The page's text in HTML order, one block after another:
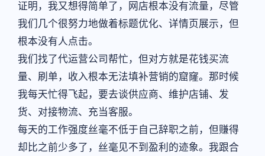
证明，我又想得简单了，网店根本没有流量，尽管
我们几个很努力地做着标题优化、详情页展示，但
根本没有人点击。
我们找了代运营公司帮忙，但对方就是花钱买流
量、刷单，收入根本无法填补营销的窟窿。那时候
我每天忙得飞起，要去谈供应商、维护店铺、发
货、对接物流、充当客服。
每天的工作强度丝毫不低于自己辞职之前，但赚得
却比之前少多了，丝毫见不到盈利的迹象。我跟合